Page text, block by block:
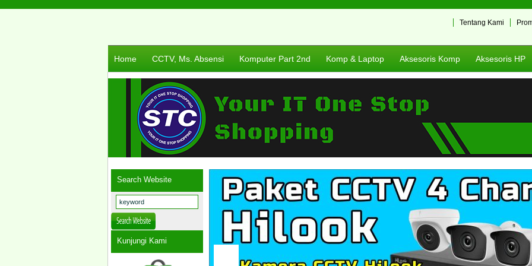
Tentang Kami
Home CCTV, Ms. Absensi Komputer Part 2nd Komp & Laptop Aksesoris Komp Aksesoris HP
Search Website
Kunjungi Kami